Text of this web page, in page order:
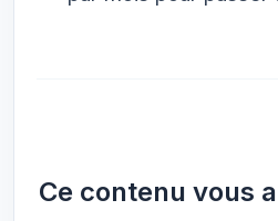
Ce contenu vous